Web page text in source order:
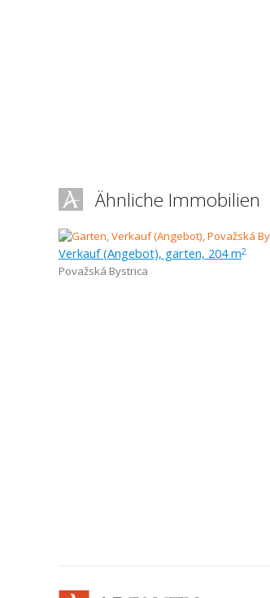
Ähnliche Immobilien
Verkauf (Angebot), garten, 204 m2
Považská Bystrica